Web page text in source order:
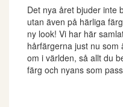
Det nya året bjuder inte
utan även på härliga
ny look! Vi har här
hårfärgerna just nu som
om i världen, så allt du
färg och nyans som